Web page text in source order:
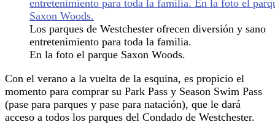
Los parques de Westchester ofrecen diversión y sano
entretenimiento para toda la familia.
En la foto el parque Saxon Woods.
Con el verano a la vuelta de la esquina, es propicio el
momento para comprar su Park Pass y Season Swim Pass
(pase para parques y pase para natación), que le dará
acceso a todos los parques del Condado de Westchester.